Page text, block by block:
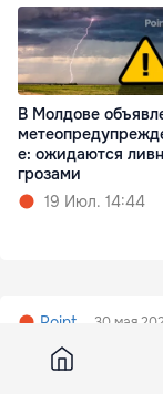
В Молдове
е: ожидаются
грозами
19 Июл. 14:44
Point 30 мая
ЕС